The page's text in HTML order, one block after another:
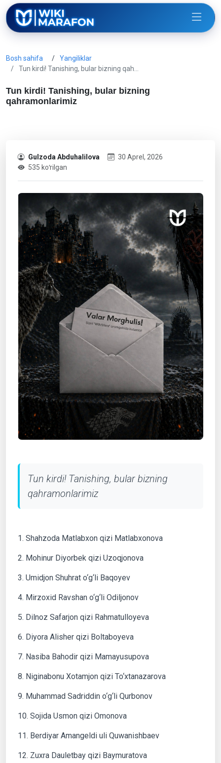
Bosh sahifa
Yangiliklar
Tun kirdi! Tanishing, bular bizning qah…
Tun kirdi! Tanishing, bular bizning
qahramonlarimiz
Gulzoda Abduhalilova
30 Aprel, 2026
535 koʻrilgan
Tun kirdi! Tanishing, bular bizning
qahramonlarimiz
1. Shahzoda Matlabxon qizi Matlabxonova
2. Mohinur Diyorbek qizi Uzoqjonova
3. Umidjon Shuhrat o‘g‘li Baqoyev
4. Mirzoxid Ravshan o‘g‘li Odiljonov
5. Dilnoz Safarjon qizi Rahmatulloyeva
6. Diyora Alisher qizi Boltaboyeva
7. Nasiba Bahodir qizi Mamayusupova
8. Niginabonu Xotamjon qizi To‘xtanazarova
9. Muhammad Sadriddin o‘g‘li Qurbonov
10. Sojida Usmon qizi Omonova
11. Berdiyar Amangeldi uli Quwanishbaev
12. Zuxra Dauletbay qizi Baymuratova